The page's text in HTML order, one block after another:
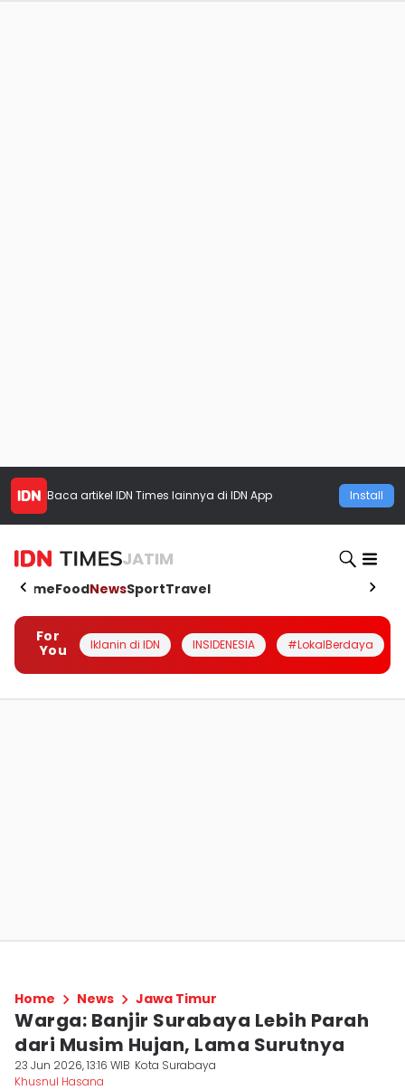
Baca artikel IDN Times lainnya di IDN App Install
JATIM
HomeFoodNewsSportTravel
For
You
Iklanin di IDN INSIDENESIA #LokalBerdaya
Home News Jawa Timur
Warga: Banjir Surabaya Lebih Parah
dari Musim Hujan, Lama Surutnya
23 Jun 2026, 13:16 WIB Kota Surabaya
Khusnul Hasana